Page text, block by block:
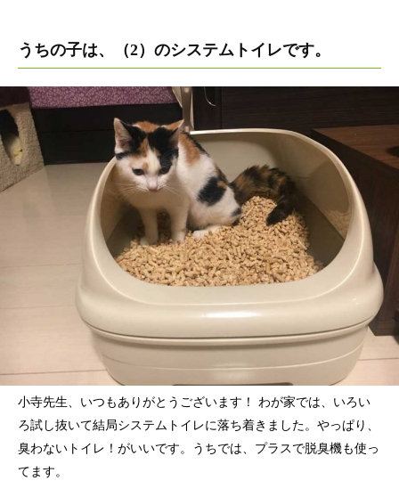
うちの子は、（2）のシステムトイレです。
小寺先生、いつもありがとうございます！ わが家では、いろい
ろ試し抜いて結局システムトイレに落ち着きました。やっぱり、
臭わないトイレ！がいいです。うちでは、プラスで脱臭機も使っ
てます。